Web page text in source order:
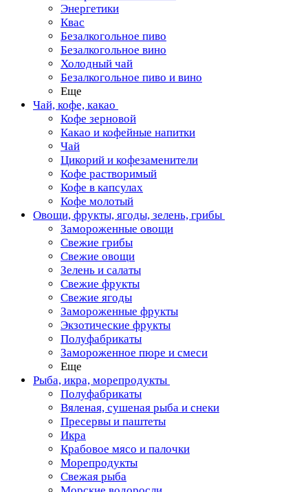
Энергетики
Квас
Безалкогольное пиво
Безалкогольное вино
Холодный чай
Безалкогольное пиво и вино
Еще
Чай, кофе, какао
Кофе зерновой
Какао и кофейные напитки
Чай
Цикорий и кофезаменители
Кофе растворимый
Кофе в капсулах
Кофе молотый
Овощи, фрукты, ягоды, зелень, грибы
Замороженные овощи
Свежие грибы
Свежие овощи
Зелень и салаты
Свежие фрукты
Свежие ягоды
Замороженные фрукты
Экзотические фрукты
Полуфабрикаты
Замороженное пюре и смеси
Еще
Рыба, икра, морепродукты
Полуфабрикаты
Вяленая, сушеная рыба и снеки
Пресервы и паштеты
Икра
Крабовое мясо и палочки
Морепродукты
Свежая рыба